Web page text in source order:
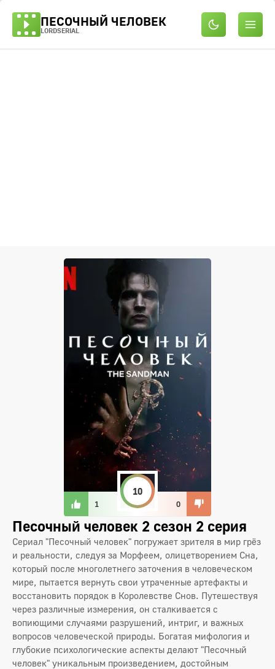
ПЕСОЧНЫЙ ЧЕЛОВЕК
LORDSERIAL
1
10
0
Песочный человек 2 сезон 2 серия
Сериал "Песочный человек" погружает зрителя в мир грёз
и реальности, следуя за Морфеем, олицетворением Сна,
который после многолетнего заточения в человеческом
мире, пытается вернуть свои утраченные артефакты и
восстановить порядок в Королевстве Снов. Путешествуя
через различные измерения, он сталкивается с
вопиющими случаями разрушений, интриг, и важных
вопросов человеческой природы. Богатая мифология и
глубокие психологические аспекты делают "Песочный
человек" уникальным произведением, достойным